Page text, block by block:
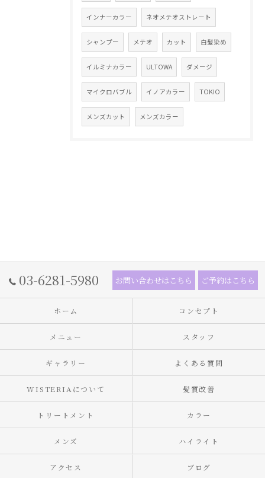
インナーカラー ネオメテオストレート
シャンプー メテオ カット 白髪染め
イルミナカラー ULTOWA ダメージ
マイクロバブル イノアカラー TOKIO
メンズカット メンズカラー
03-6281-5980 お問い合わせはこちら ご予約はこちら
ホーム コンセプト
メニュー スタッフ
ギャラリー よくある質問
WISTERIAについて 髪質改善
トリートメント カラー
メンズ ハイライト
アクセス ブログ